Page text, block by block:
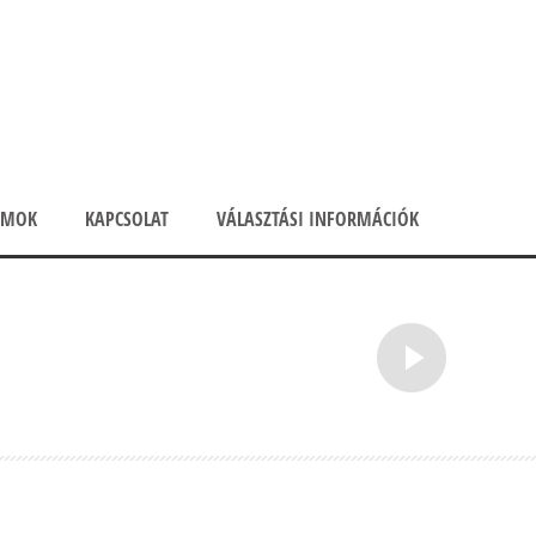
KAPCSOLAT VÁLASZTÁSI INFORMÁCIÓK